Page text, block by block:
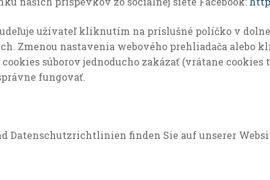
užívateľ kliknutím na príslušné políčko v
Zmenou nastavenia webového prehliadača alebo
súborov jednoducho zakázať (vrátane
fungovať.
Datenschutzrichtlinien finden Sie auf unserer